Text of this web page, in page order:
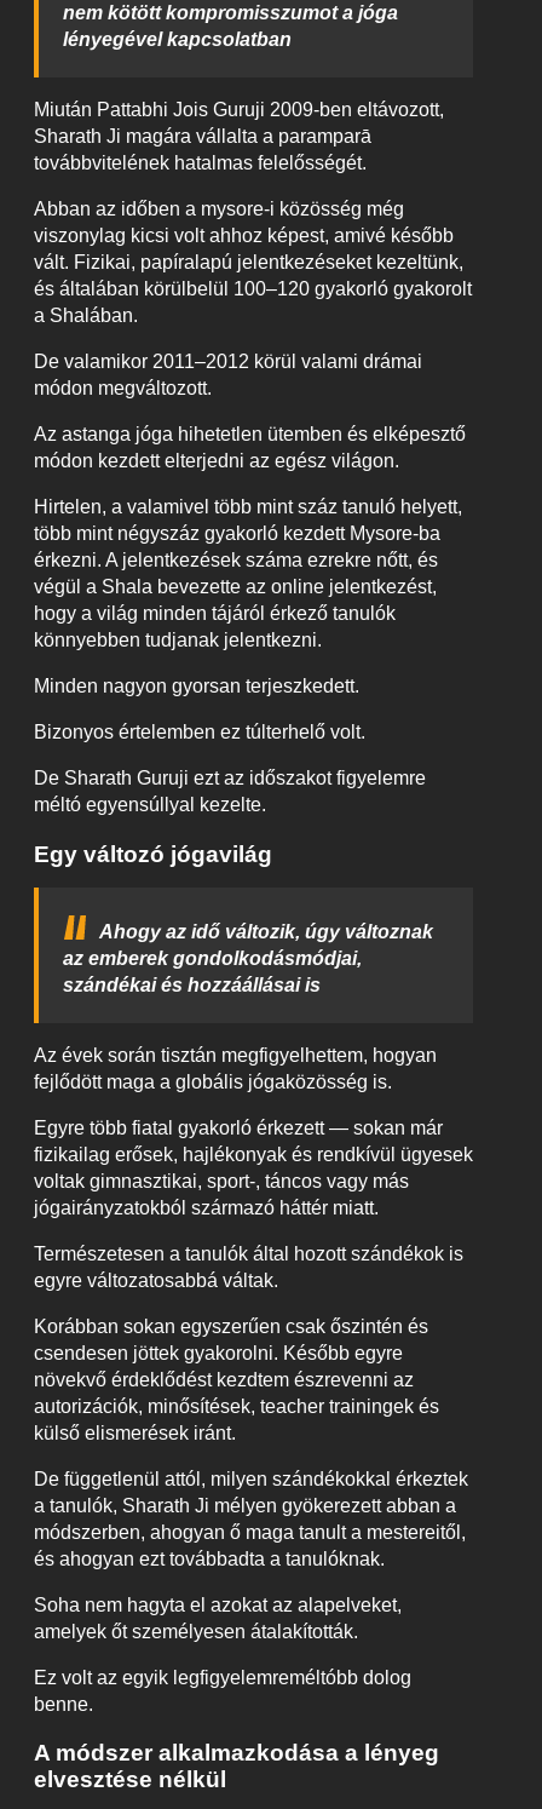
nem kötött kompromisszumot a jóga
lényegével kapcsolatban
Miután Pattabhi Jois Guruji 2009-ben eltávozott,
Sharath Ji magára vállalta a paramparā
továbbvitelének hatalmas felelősségét.
Abban az időben a mysore-i közösség még
viszonylag kicsi volt ahhoz képest, amivé később
vált. Fizikai, papíralapú jelentkezéseket kezeltünk,
és általában körülbelül 100–120 gyakorló gyakorolt
a Shalában.
De valamikor 2011–2012 körül valami drámai
módon megváltozott.
Az astanga jóga hihetetlen ütemben és elképesztő
módon kezdett elterjedni az egész világon.
Hirtelen, a valamivel több mint száz tanuló helyett,
több mint négyszáz gyakorló kezdett Mysore-ba
érkezni. A jelentkezések száma ezrekre nőtt, és
végül a Shala bevezette az online jelentkezést,
hogy a világ minden tájáról érkező tanulók
könnyebben tudjanak jelentkezni.
Minden nagyon gyorsan terjeszkedett.
Bizonyos értelemben ez túlterhelő volt.
De Sharath Guruji ezt az időszakot figyelemre
méltó egyensúllyal kezelte.
Egy változó jógavilág
Ahogy az idő változik, úgy változnak
az emberek gondolkodásmódjai,
szándékai és hozzáállásai is
Az évek során tisztán megfigyelhettem, hogyan
fejlődött maga a globális jógaközösség is.
Egyre több fiatal gyakorló érkezett — sokan már
fizikailag erősek, hajlékonyak és rendkívül ügyesek
voltak gimnasztikai, sport-, táncos vagy más
jógairányzatokból származó háttér miatt.
Természetesen a tanulók által hozott szándékok is
egyre változatosabbá váltak.
Korábban sokan egyszerűen csak őszintén és
csendesen jöttek gyakorolni. Később egyre
növekvő érdeklődést kezdtem észrevenni az
autorizációk, minősítések, teacher trainingek és
külső elismerések iránt.
De függetlenül attól, milyen szándékokkal érkeztek
a tanulók, Sharath Ji mélyen gyökerezett abban a
módszerben, ahogyan ő maga tanult a mestereitől,
és ahogyan ezt továbbadta a tanulóknak.
Soha nem hagyta el azokat az alapelveket,
amelyek őt személyesen átalakították.
Ez volt az egyik legfigyelemreméltóbb dolog
benne.
A módszer alkalmazkodása a lényeg
elvesztése nélkül